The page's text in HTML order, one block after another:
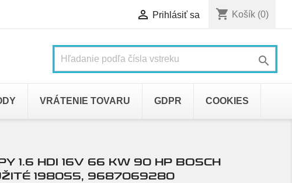
 Prihlásiť sa shopping_cart Košík (0)

VRÁTENIE TOVARU GDPR COOKIES
1.6 HDI 16V 66 KW 90 HP BOSCH
1980S5, 9687069280